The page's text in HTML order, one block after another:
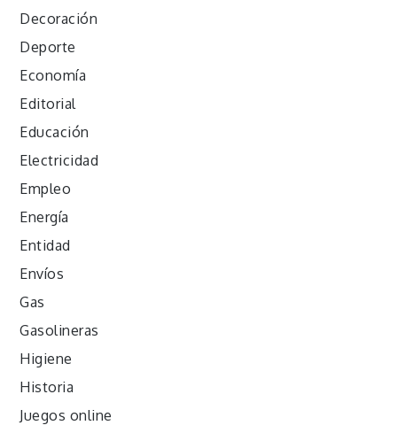
Decoración
Deporte
Economía
Editorial
Educación
Electricidad
Empleo
Energía
Entidad
Envíos
Gas
Gasolineras
Higiene
Historia
Juegos online